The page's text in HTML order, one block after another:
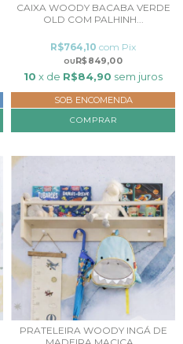
CAIXA WOODY BACABA VERDE
OLD COM PALHINH...
R$849,00
R$764,10 com Pix
10 x de R$84,90 sem juros
SOB ENCOMENDA
COMPRAR
PRATELEIRA WOODY INGÁ DE